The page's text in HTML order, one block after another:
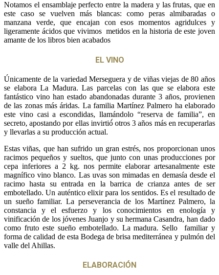
Notamos el ensamblaje perfecto entre la madera y las frutas, que en
este caso se vuelven más blancas: como peras almibaradas o
manzana verde, que encajan con esos momentos agridulces y
ligeramente ácidos que vivimos metidos en la historia de este joven
amante de los libros bien acabados
EL VINO
Únicamente de la variedad Merseguera y de viñas viejas de 80 años
se elabora La Madura. Las parcelas con las que se elabora este
fantástico vino han estado abandonadas durante 3 años, provienen
de las zonas más áridas. La familia Martínez Palmero ha elaborado
este vino casi a escondidas, llamándolo “reserva de familia”, en
secreto, apostando por ellas invirtió́ otros 3 años más en recuperarlas
y llevarlas a su producción actual.
Estas viñas, que han sufrido un gran estrés, nos proporcionan unos
racimos pequeños y sueltos, que junto con unas producciones por
cepa inferiores a 2 kg. nos permite elaborar artesanalmente este
magnífico vino blanco. Las uvas son mimadas en demasía desde el
racimo hasta su entrada en la barrica de crianza antes de ser
embotellado. Un auténtico elixir para los sentidos. Es el resultado de
un sueño familiar. La perseverancia de los Martínez Palmero, la
constancia y el esfuerzo y los conocimientos en enología y
vinificación de los jóvenes Juanjo y su hermana Casandra, han dado
como fruto este sueño embotellado. La madura. Sello familiar y
forma de calidad de esta Bodega de brisa mediterránea y pulmón del
valle del Ahillas.
ELABORACIÓN